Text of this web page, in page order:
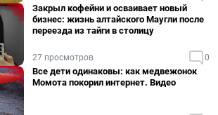
Закрыл кофейни и осваивает новый
бизнес: жизнь алтайского Маугли после
переезда из тайги в столицу
27 просмотров 0
Все дети одинаковы: как медвежонок
Момота покорил интернет. Видео